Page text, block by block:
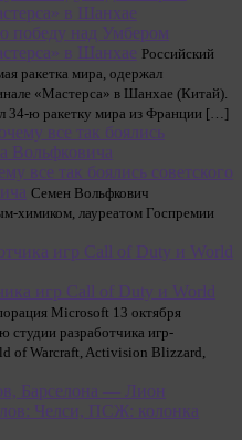
победу над Умбером
в Шанхае Российский
ракетка мира, одержал
«Мастерса» в Шанхае (Китай).
34-ю ракетку мира из Франции […]
все так боялись советского
Семен Вольфкович
химиком, лауреатом Госпремии
игр Call of Duty и World
Microsoft 13 октября
студии разработчика игр-
of Warcraft, Activision Blizzard,